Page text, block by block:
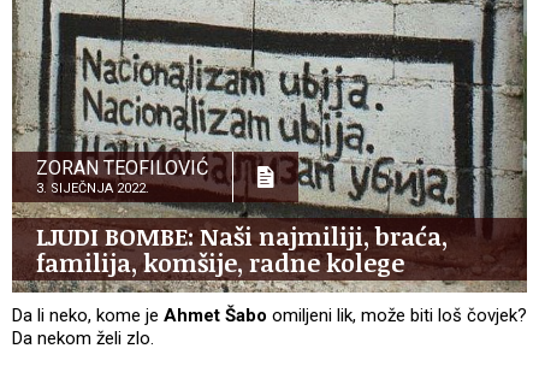
ZORAN TEOFILOVIĆ
3. SIJEČNJA 2022.
LJUDI BOMBE: Naši najmiliji, braća,
familija, komšije, radne kolege
Da li neko, kome je Ahmet Šabo omiljeni lik, može biti loš čovjek?
Da nekom želi zlo.